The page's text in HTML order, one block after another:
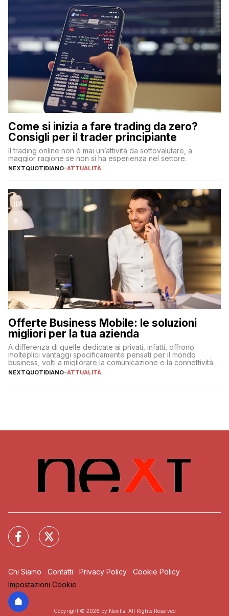
Come si inizia a fare trading da zero?
Consigli per il trader principiante
Il trading online non è mai un’attività da sottovalutare, a
maggior ragione se non si ha esperienza nel settore.
NEXTQUOTIDIANO-ATTUALITÀ
Offerte Business Mobile: le soluzioni
migliori per la tua azienda
A differenza di quelle dedicate ai privati, infatti, offrono
molteplici vantaggi specificamente pensati per il mondo
business, volti a migliorare la comunicazione e la connettività
degli utenti
NEXTQUOTIDIANO-ATTUALITÀ
Chi Siamo Contatti Privacy Policy
Cookie Policy
Impostazioni Cookie
Copyright © 2026 by Nexilia. All Rights Reserved